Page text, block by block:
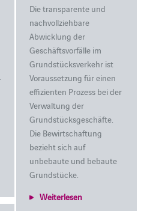
Die transparente und
nachvollziehbare
Abwicklung der
Geschäftsvorfälle im
Grundstücksverkehr ist
Voraussetzung für einen
effizienten Prozess bei der
Verwaltung der
Grundstücksgeschäfte.
Die Bewirtschaftung
bezieht sich auf
unbebaute und bebaute
Grundstücke.
Weiterlesen